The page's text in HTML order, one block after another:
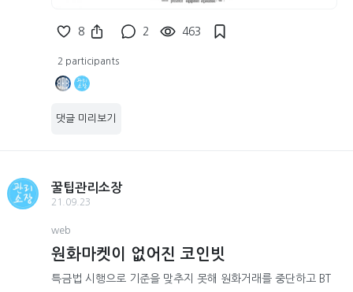
8 2 463
2 participants
댓글 미리보기
꿀팁관리소장
21.09.23
web
원화마켓이 없어진 코인빗
특금법 시행으로 기준을 맞추지 못해 원화거래를 중단하고 BT